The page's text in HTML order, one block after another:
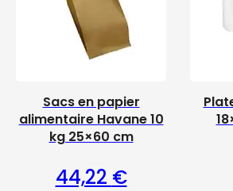
Sacs en papier
alimentaire Havane 10
kg 25×60 cm
44,22 €